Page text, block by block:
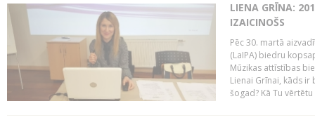
LIENA GRĪNA:
IZAICINOŠS
Pēc 30. martā
(LaIPA) biedru
Mūzikas attīstības
Lienai Grīnai, kāds ir
šogad? Kā Tu